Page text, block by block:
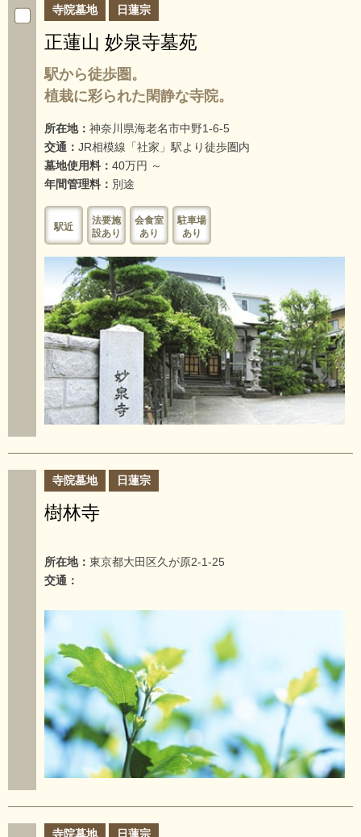
寺院墓地 日蓮宗
正蓮山 妙泉寺墓苑
駅から徒歩圏。
植栽に彩られた閑静な寺院。
所在地： 神奈川県海老名市中野1-6-5
交通： JR相模線「社家」駅より徒歩圏内
墓地使用料： 40万円 ～
年間管理料： 別途
駅近
法要施
設あり
会食室
あり
駐車場
あり
寺院墓地 日蓮宗
樹林寺
所在地： 東京都大田区久が原2-1-25
交通：
寺院墓地 日蓮宗